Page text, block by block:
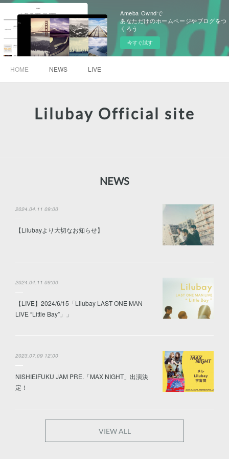
Ameba Owndで
あなただけのホームページやブログをつ
くろう
今すぐ試す
HOME NEWS LIVE
Lilubay Official site
NEWS
2024.04.11 09:00
【Lilubayより大切なお知らせ】
2024.04.11 09:00
【LIVE】2024/6/15「Lilubay LAST ONE MAN
LIVE “Little Bay”」」
2023.07.09 12:00
NISHIEIFUKU JAM PRE.「MAX NIGHT」出演決
定！
VIEW ALL